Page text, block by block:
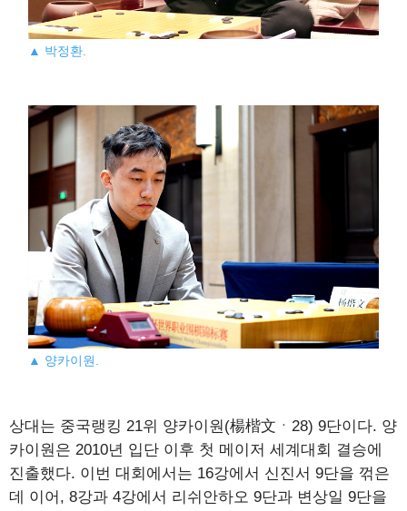
▲ 박정환.
▲ 양카이원.
상대는 중국랭킹 21위 양카이원(楊楷文ㆍ28) 9단이다. 양
카이원은 2010년 입단 이후 첫 메이저 세계대회 결승에
진출했다. 이번 대회에서는 16강에서 신진서 9단을 꺾은
데 이어, 8강과 4강에서 리쉬안하오 9단과 변상일 9단을